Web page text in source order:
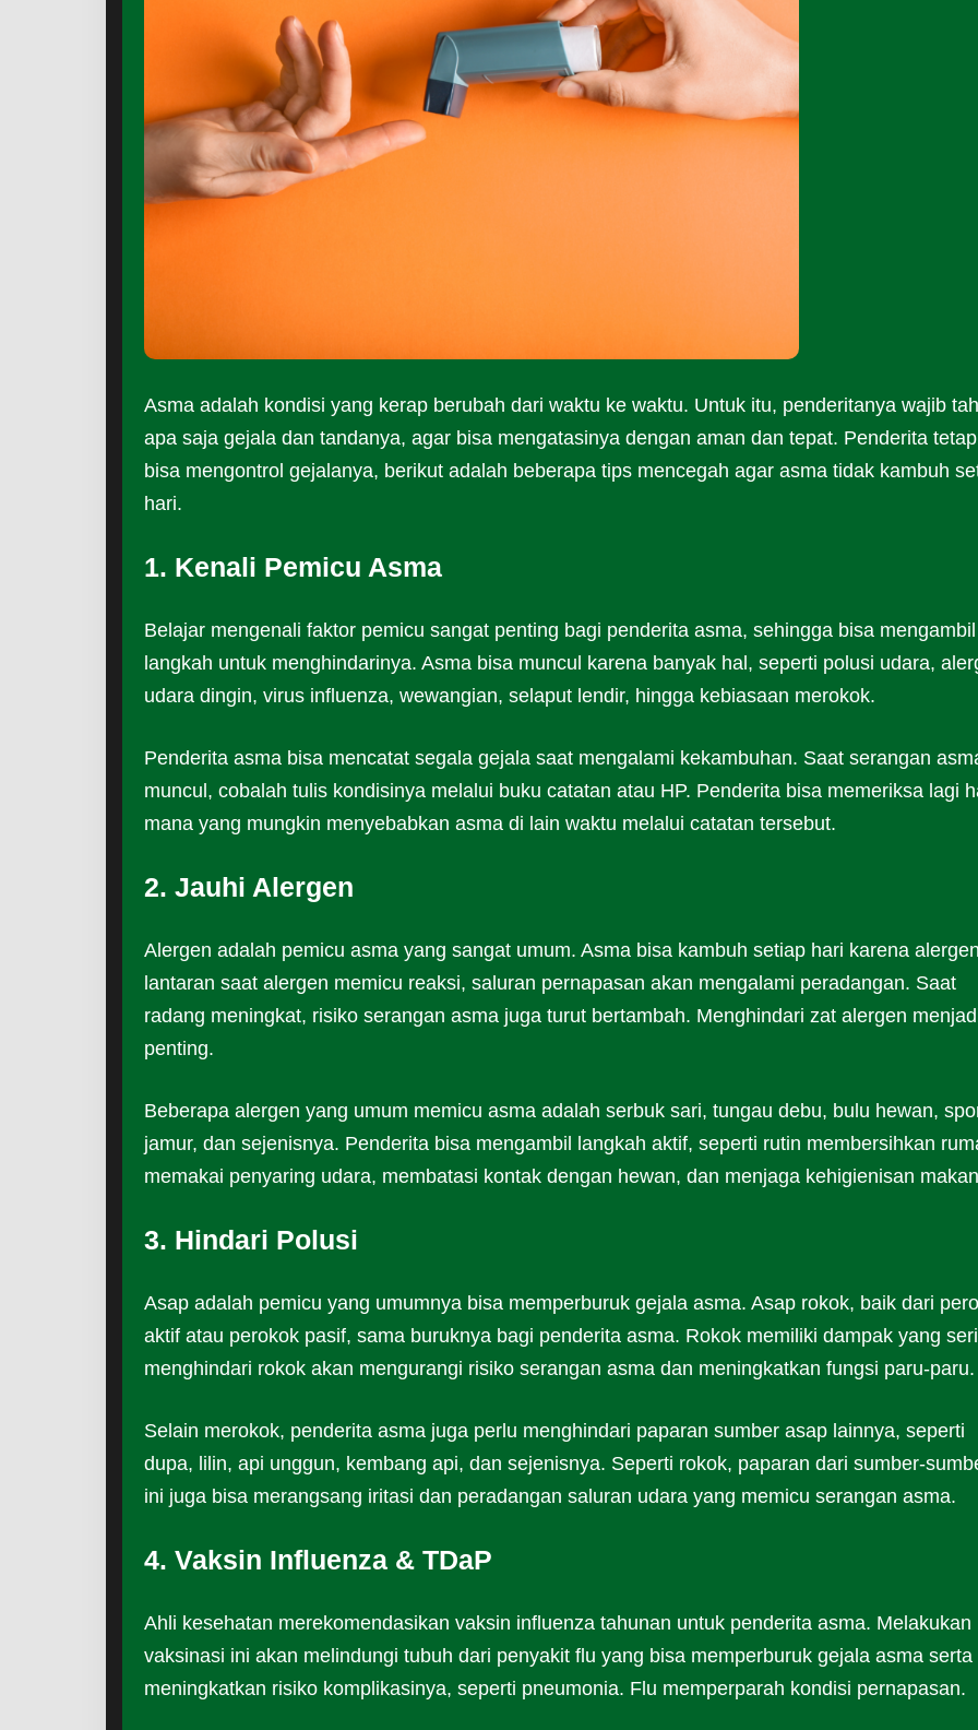
Asma adalah kondisi yang kerap berubah dari waktu ke waktu. Untuk itu, penderitanya wajib
apa saja gejala dan tandanya, agar bisa mengatasinya dengan aman dan tepat. Penderita tetap
bisa mengontrol gejalanya, berikut adalah beberapa tips mencegah agar asma tidak kambuh
hari.
1. Kenali Pemicu Asma
Belajar mengenali faktor pemicu sangat penting bagi penderita asma, sehingga bisa mengambil
langkah untuk menghindarinya. Asma bisa muncul karena banyak hal, seperti polusi udara,
udara dingin, virus influenza, wewangian, selaput lendir, hingga kebiasaan merokok.
Penderita asma bisa mencatat segala gejala saat mengalami kekambuhan. Saat serangan
muncul, cobalah tulis kondisinya melalui buku catatan atau HP. Penderita bisa memeriksa lagi
mana yang mungkin menyebabkan asma di lain waktu melalui catatan tersebut.
2. Jauhi Alergen
Alergen adalah pemicu asma yang sangat umum. Asma bisa kambuh setiap hari karena
lantaran saat alergen memicu reaksi, saluran pernapasan akan mengalami peradangan. Saat
radang meningkat, risiko serangan asma juga turut bertambah. Menghindari zat alergen
penting.
Beberapa alergen yang umum memicu asma adalah serbuk sari, tungau debu, bulu hewan,
jamur, dan sejenisnya. Penderita bisa mengambil langkah aktif, seperti rutin membersihkan
memakai penyaring udara, membatasi kontak dengan hewan, dan menjaga kehigienisan
3. Hindari Polusi
Asap adalah pemicu yang umumnya bisa memperburuk gejala asma. Asap rokok, baik dari
aktif atau perokok pasif, sama buruknya bagi penderita asma. Rokok memiliki dampak yang
menghindari rokok akan mengurangi risiko serangan asma dan meningkatkan fungsi paru-paru.
Selain merokok, penderita asma juga perlu menghindari paparan sumber asap lainnya, seperti
dupa, lilin, api unggun, kembang api, dan sejenisnya. Seperti rokok, paparan dari sumber-
ini juga bisa merangsang iritasi dan peradangan saluran udara yang memicu serangan asma.
4. Vaksin Influenza & TDaP
Ahli kesehatan merekomendasikan vaksin influenza tahunan untuk penderita asma. Melakukan
vaksinasi ini akan melindungi tubuh dari penyakit flu yang bisa memperburuk gejala asma serta
meningkatkan risiko komplikasinya, seperti pneumonia. Flu memperparah kondisi pernapasan.